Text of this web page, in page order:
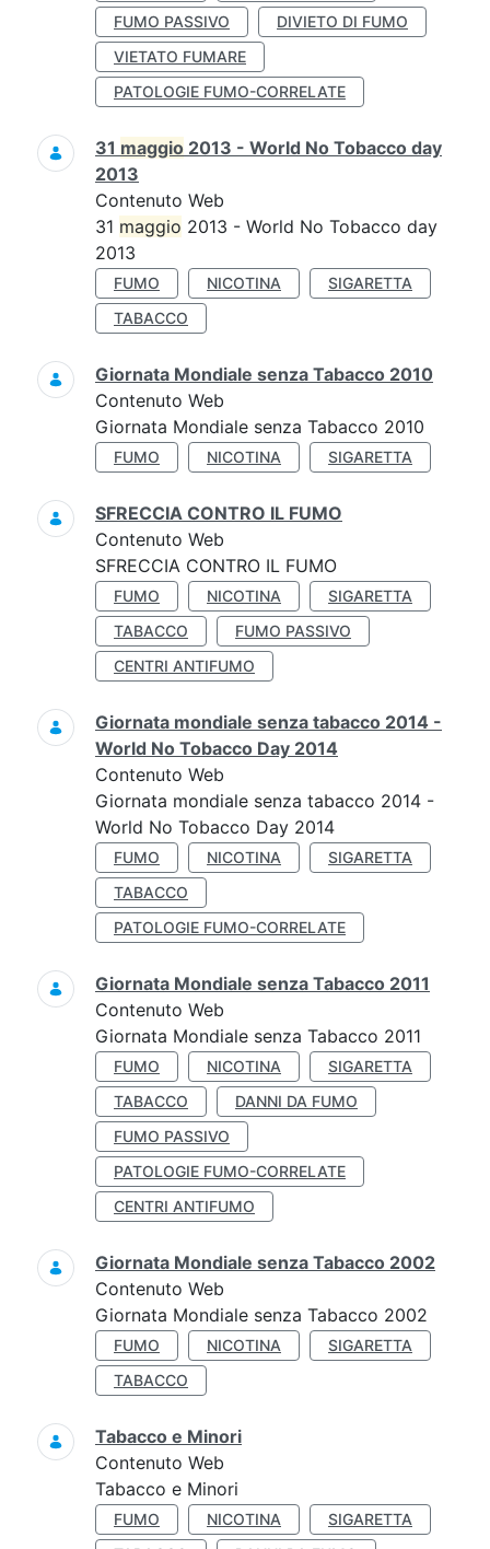
FUMO PASSIVO
DIVIETO DI FUMO
VIETATO FUMARE
PATOLOGIE FUMO-CORRELATE
31 maggio 2013 - World No Tobacco day
2013
Contenuto Web
31 maggio 2013 - World No Tobacco day
2013
FUMO NICOTINA
SIGARETTA
TABACCO
Giornata Mondiale senza Tabacco 2010
Contenuto Web
Giornata Mondiale senza Tabacco 2010
FUMO NICOTINA SIGARETTA
SFRECCIA CONTRO IL FUMO
Contenuto Web
SFRECCIA CONTRO IL FUMO
FUMO NICOTINA
SIGARETTA
TABACCO
FUMO PASSIVO
CENTRI ANTIFUMO
Giornata mondiale senza tabacco 2014 -
World No Tobacco Day 2014
Contenuto Web
Giornata mondiale senza tabacco 2014 -
World No Tobacco Day 2014
FUMO NICOTINA
SIGARETTA
TABACCO
PATOLOGIE FUMO-CORRELATE
Giornata Mondiale senza Tabacco 2011
Contenuto Web
Giornata Mondiale senza Tabacco 2011
FUMO NICOTINA
SIGARETTA
TABACCO
DANNI DA FUMO
FUMO PASSIVO
PATOLOGIE FUMO-CORRELATE
CENTRI ANTIFUMO
Giornata Mondiale senza Tabacco 2002
Contenuto Web
Giornata Mondiale senza Tabacco 2002
FUMO NICOTINA
SIGARETTA
TABACCO
Tabacco e Minori
Contenuto Web
Tabacco e Minori
FUMO NICOTINA
SIGARETTA